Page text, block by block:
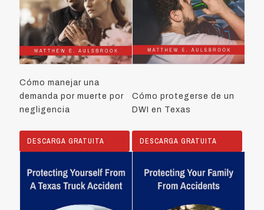
Cómo manejar una
demanda por muerte por
negligencia
DESCARGA GRATUITA
Cómo protegerse de un
DWI en Texas
DESCARGA GRATUITA